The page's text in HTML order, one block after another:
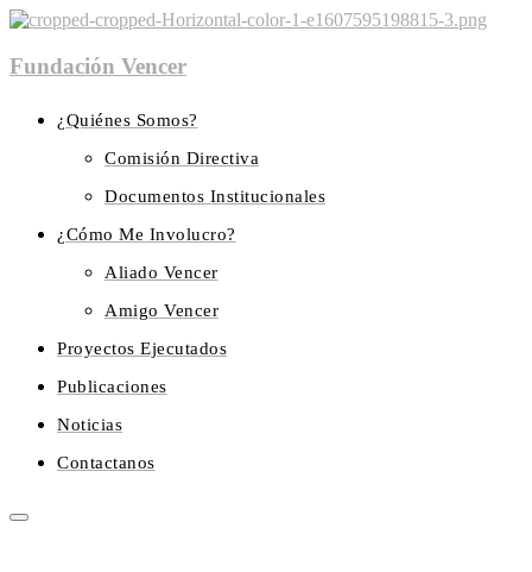
Fundación Vencer
¿Quiénes Somos?
Comisión Directiva
Documentos Institucionales
¿Cómo Me Involucro?
Aliado Vencer
Amigo Vencer
Proyectos Ejecutados
Publicaciones
Noticias
Contactanos